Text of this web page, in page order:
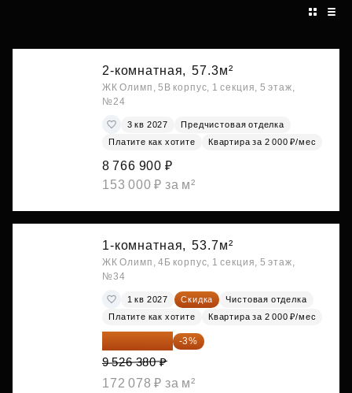
2-комнатная, 57.3м²
ЖК Олимп, 5В корпус, 1 секция, 5 этаж,
№24
3 кв 2027
Предчистовая отделка
Платите как хотите
Квартира за 2 000 ₽/мес
8 766 900 ₽
153 000 ₽ за м²
1-комнатная, 53.7м²
ЖК Олимп, 4Б корпус, 1 секция, 5 этаж,
№34
1 кв 2027 Скидка
Чистовая отделка
Платите как хотите
Квартира за 2 000 ₽/мес
-3%
9 526 380 ₽
172 078 ₽ за м²